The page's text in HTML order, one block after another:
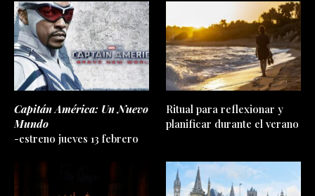
Capitán América: Un Nuevo
Mundo
-estreno jueves 13 febrero
Ritual para reflexionar y
planificar durante el verano